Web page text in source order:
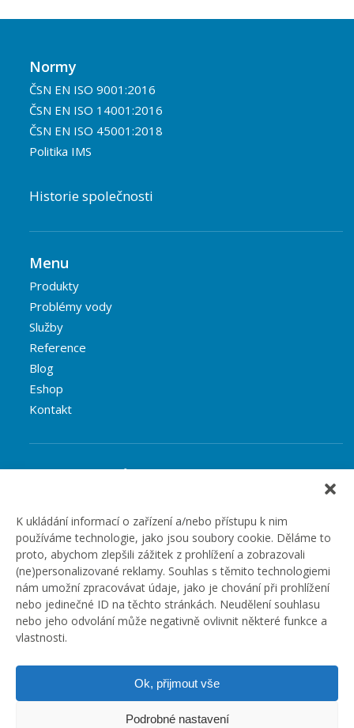
K ukládání informací o zařízení a/nebo přístupu k nim
používáme technologie, jako jsou soubory cookie. Děláme to
proto, abychom zlepšili zážitek z prohlížení a zobrazovali
(ne)personalizované reklamy. Souhlas s těmito technologiemi
nám umožní zpracovávat údaje, jako je chování při prohlížení
nebo jedinečné ID na těchto stránkách. Neudělení souhlasu
nebo jeho odvolání může negativně ovlivnit některé funkce a
vlastnosti.
Ok, přijmout vše
Podrobné nastavení
Normy
ČSN EN ISO 9001:2016
ČSN EN ISO 14001:2016
ČSN EN ISO 45001:2018
Politika IMS
Historie společnosti
Menu
Produkty
Problémy vody
Služby
Reference
Blog
Eshop
Kontakt
Rubriky článků
Podcast
Případové studie
Realizované zakázky
Slovník
Zaměstnání